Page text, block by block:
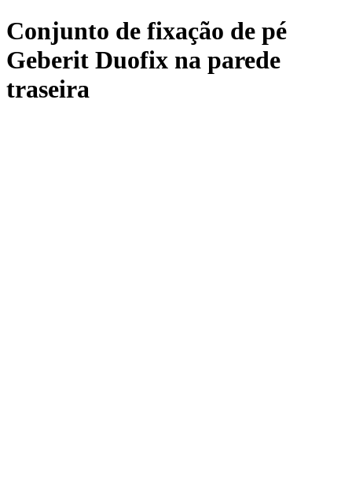
Conjunto de fixação de pé
Geberit Duofix na parede
traseira